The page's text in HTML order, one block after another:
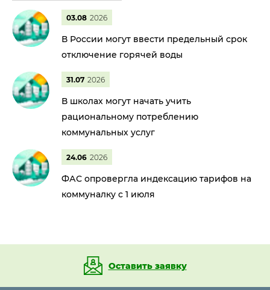
03.08 2026
В России могут ввести предельный срок
отключение горячей воды
31.07 2026
В школах могут начать учить
рациональному потреблению
коммунальных услуг
24.06 2026
ФАС опровергла индексацию тарифов на
коммуналку с 1 июля
Оставить заявку